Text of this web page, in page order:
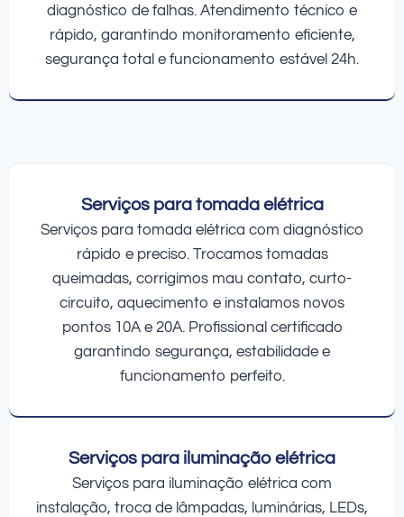
diagnóstico de falhas. Atendimento técnico e
rápido, garantindo monitoramento eficiente,
segurança total e funcionamento estável 24h.
Serviços para tomada elétrica
Serviços para tomada elétrica com diagnóstico
rápido e preciso. Trocamos tomadas
queimadas, corrigimos mau contato, curto-
circuito, aquecimento e instalamos novos
pontos 10A e 20A. Profissional certificado
garantindo segurança, estabilidade e
funcionamento perfeito.
Serviços para iluminação elétrica
Serviços para iluminação elétrica com
instalação, troca de lâmpadas, luminárias, LEDs,